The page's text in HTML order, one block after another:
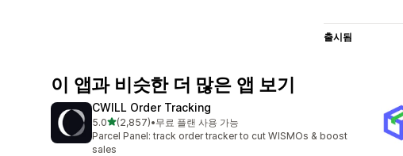
출시됨
이 앱과 비슷한 더 많은 앱 보기
CWILL Order Tracking
5.0별 5개 중
(2,857)
총 리뷰 2857개
•무료 플랜 사용 가능
Parcel Panel: track order tracker to cut WISMOs & boost
sales